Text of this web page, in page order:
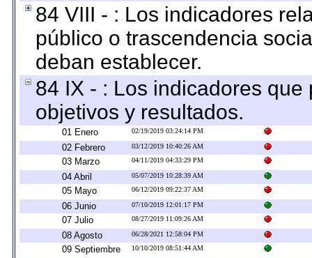
84 VIII - : Los indicadores
público o trascendencia
deban establecer.
84 IX - : Los indicadores
objetivos y resultados.
01 Enero 02/19/2019 03:24:14 PM
02 Febrero 03/12/2019 10:40:26 AM
03 Marzo 04/11/2019 04:33:29 PM
04 Abril 05/07/2019 10:28:39 AM
05 Mayo 06/12/2019 09:22:37 AM
06 Junio 07/10/2019 12:01:17 PM
07 Julio 08/27/2019 11:09:26 AM
08 Agosto 06/28/2021 12:58:04 PM
09 Septiembre 10/10/2019 08:51:44 AM